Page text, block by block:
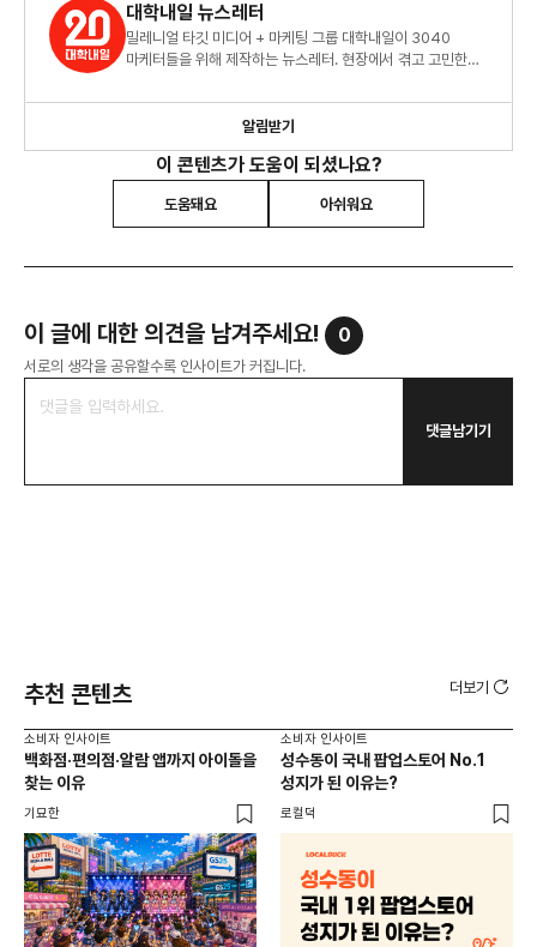
대학내일 뉴스레터
밀레니얼 타깃 미디어 + 마케팅 그룹 대학내일이 3040
마케터들을 위해 제작하는 뉴스레터. 현장에서 겪고 고민한
알림받기
이 콘텐츠가 도움이 되셨나요?
도움돼요 아쉬워요
이 글에 대한 의견을 남겨주세요! 0
서로의 생각을 공유할수록 인사이트가 커집니다.
댓글남기기
추천 콘텐츠 더보기
소비자 인사이트
백화점·편의점·알람 앱까지 아이돌을
찾는 이유
기묘한
소비자 인사이트
성수동이 국내 팝업스토어 No.1
성지가 된 이유는?
로컬덕